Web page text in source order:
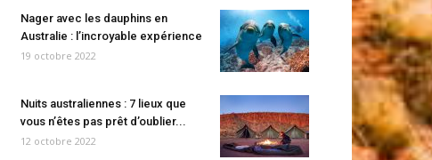
Nager avec les dauphins en
Australie : l’incroyable expérience
19 octobre 2022
Nuits australiennes : 7 lieux que
vous n’êtes pas prêt d’oublier...
12 octobre 2022